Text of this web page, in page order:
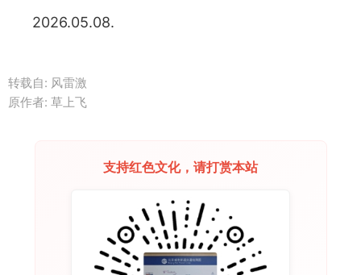
2026.05.08.
转载自: 风雷激
原作者: 草上飞
支持红色文化，请打赏本站